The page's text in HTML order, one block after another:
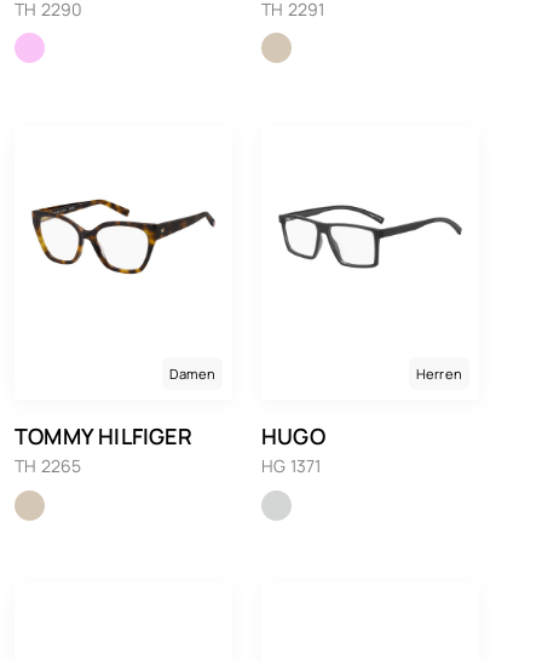
TH 2290 TH 2291
Damen
TOMMY HILFIGER
TH 2265
Herren
HUGO
HG 1371